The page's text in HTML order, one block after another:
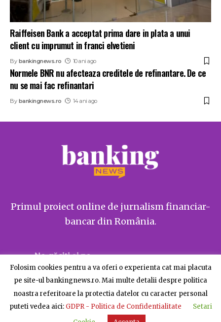
Raiffeisen Bank a acceptat prima dare in plata a unui
client cu imprumut in franci elvetieni
By bankingnews.ro 10 ani ago
Normele BNR nu afecteaza creditele de refinantare. De ce
nu se mai fac refinantari
By bankingnews.ro 14 ani ago
Primul proiect online de jurnalism financiar-
bancar din România.
Ne găsiți și pe
Despre BankingNews Contact Publicitate
Folosim cookies pentru a va oferi o experienta cat mai placuta
pe site-ul bankingnews.ro. Mai multe detalii despre politica
noastra referitoare la protectia datelor cu caracter personal
puteti vedea aici: GDPR - Politica de Confidentialitate
Setari